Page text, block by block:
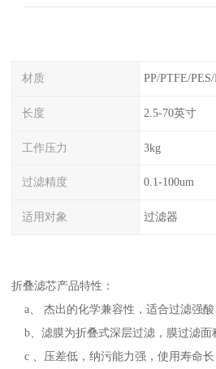
材质 PP/PTFE/
长度 2.5-70英寸
工作压力 3kg
过滤精度 0.1-100um
适用对象 过滤器
折叠滤芯产品特性：
a、 杰出的化学兼容性，适合过滤
b、滤膜为折叠式深层过滤，膜过
c 、压差低，纳污能力强，使用寿